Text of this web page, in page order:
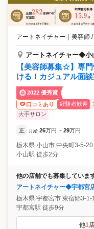
アートネイチャー 美容師
アートネイチャー◆小
【美容師募集☆】専
ける！カジュアル面
2022 優秀賞
口コミあり
経験者歓迎
大手サロン
正 月給 26万円 ~ 29万円
栃木県 小山市 中央町3-5-
小山駅 徒歩2分
他の店舗でも募集していま
アートネイチャー◆宇都宮
栃木県 宇都宮市 東宿郷3-
宇都宮駅 徒歩9分
他1